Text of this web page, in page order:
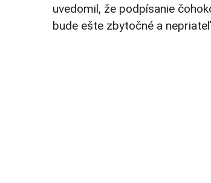
uvedomil, že podpísanie
bude ešte zbytočné a